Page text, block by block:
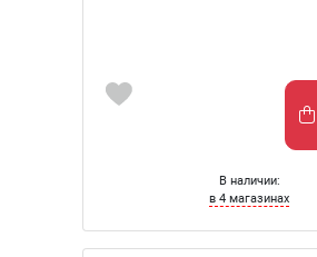
В наличии:
в 4 магазинах